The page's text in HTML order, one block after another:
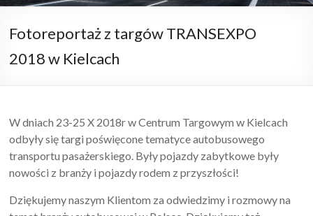
Fotoreportaż z targów TRANSEXPO
2018 w Kielcach
W dniach 23-25 X 2018r w Centrum Targowym w Kielcach
odbyły się targi poświęcone tematyce autobusowego
transportu pasażerskiego. Były pojazdy zabytkowe były
nowości z branży i pojazdy rodem z przyszłości!
Dziękujemy naszym Klientom za odwiedzimy i rozmowy na